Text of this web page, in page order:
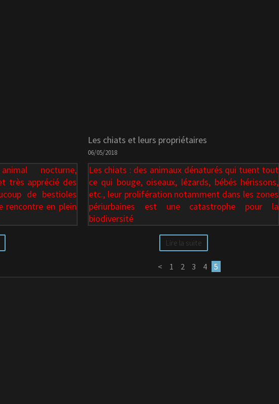
nocturne,
très apprécié des
de bestioles
rencontre en plein
Les chiats et leurs propriétaires
06/05/2018
Les chiats : des animaux dénaturés qui tuent tout
ce qui bouge, oiseaux, lézards, bébés hérissons,
etc., leur prolifération notamment dans les zones
périurbaines est une catastrophe pour la
biodiversité
Lire la suite
< 1 2 3 4 5